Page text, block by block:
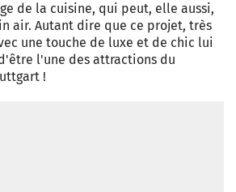
de la cuisine, qui peut, elle aussi,
air. Autant dire que ce projet, très
une touche de luxe et de chic lui
l'une des attractions du
!